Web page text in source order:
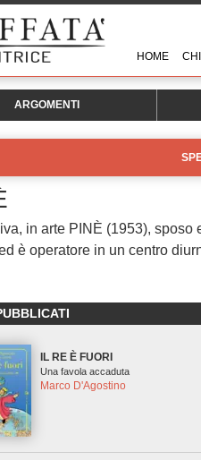
HOME
ARGOMENTI
in arte PINÈ (1953), sposo
è operatore in un centro
IL RE È FUORI
Una favola accaduta
Marco D'Agostino